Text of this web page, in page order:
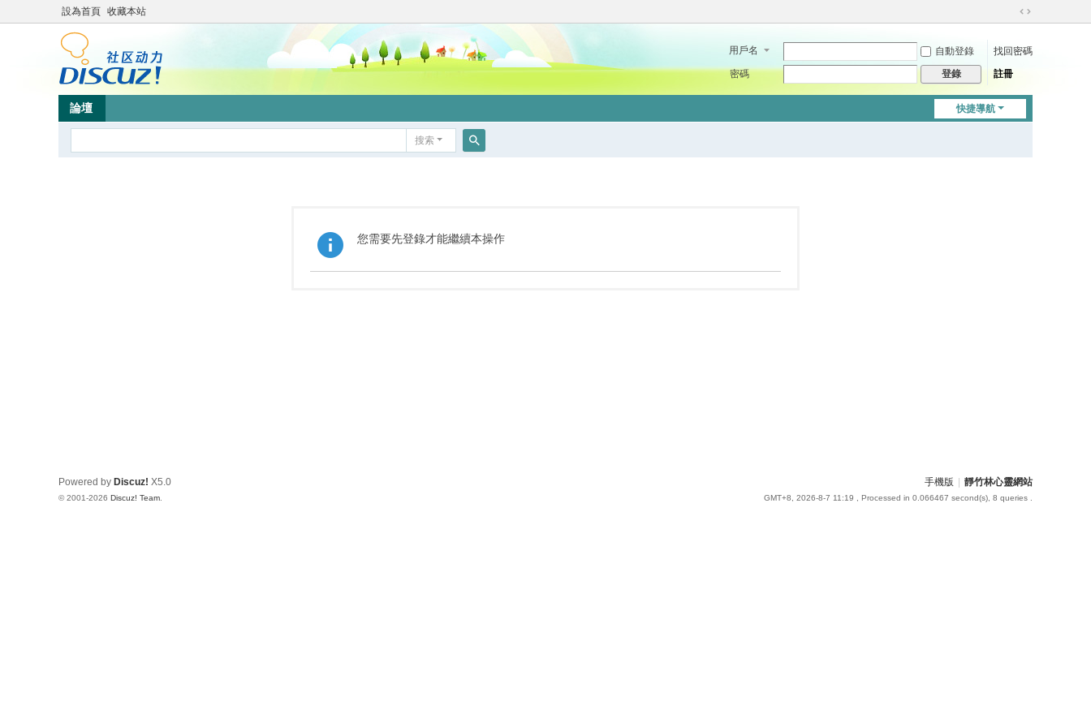
設為首頁 收藏本站
切
到
用戶名 自動登錄
找回密碼
密碼
登錄 註冊
快捷導航
論壇
搜索
您需要先登錄才能繼續本操作
手機版 靜竹林心靈網站
GMT+8, 2026-8-7 11:19 , Processed in 0.066467 second(s), 8 queries .
Powered by Discuz! X5.0
© 2001-2026 Discuz! Team